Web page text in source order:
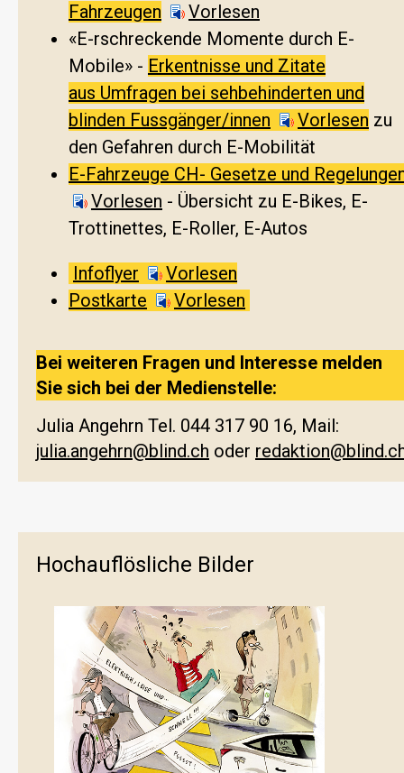
Fahrzeugen
Vorlesen
«E-rschreckende Momente durch E-
Mobile» - Erkentnisse und Zitate
aus Umfragen bei sehbehinderten und
blinden Fussgänger/innen
Vorlesen zu
den Gefahren durch E-Mobilität
E-Fahrzeuge CH- Gesetze und
Vorlesen - Übersicht zu E-Bikes, E-
Trottinettes, E-Roller, E-Autos
Infoflyer
Vorlesen
Postkarte
Vorlesen
Bei weiteren Fragen und Interesse melden
Sie sich bei der Medienstelle:
Julia Angehrn Tel. 044 317 90 16, Mail:
julia.angehrn@blind.ch oder
Hochauflösliche Bilder